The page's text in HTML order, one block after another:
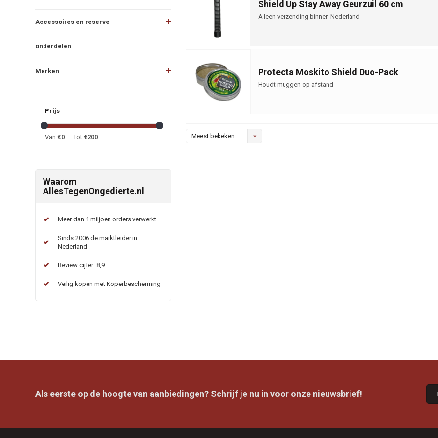
Accessoires en reserve
onderdelen
Merken
Prijs
Van €0 Tot €200
Waarom
AllesTegenOngedierte.nl
Meer dan 1 miljoen orders verwerkt
Sinds 2006 de marktleider in
Nederland
Review cijfer: 8,9
Veilig kopen met Koperbescherming
Shield Up Stay Away Geurzuil 60 cm
Alleen verzending binnen Nederland
Protecta Moskito Shield Duo-Pack
Houdt muggen op afstand
Meest bekeken
Als eerste op de hoogte van aanbiedingen? Schrijf je nu in voor onze nieuwsbrief!